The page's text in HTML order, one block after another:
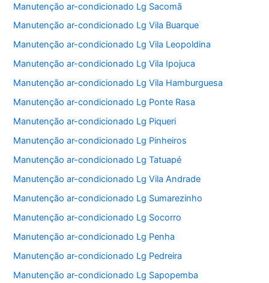
Manutenção ar-condicionado Lg Sacomã
Manutenção ar-condicionado Lg Vila Buarque
Manutenção ar-condicionado Lg Vila Leopoldina
Manutenção ar-condicionado Lg Vila Ipojuca
Manutenção ar-condicionado Lg Vila Hamburguesa
Manutenção ar-condicionado Lg Ponte Rasa
Manutenção ar-condicionado Lg Piqueri
Manutenção ar-condicionado Lg Pinheiros
Manutenção ar-condicionado Lg Tatuapé
Manutenção ar-condicionado Lg Vila Andrade
Manutenção ar-condicionado Lg Sumarezinho
Manutenção ar-condicionado Lg Socorro
Manutenção ar-condicionado Lg Penha
Manutenção ar-condicionado Lg Pedreira
Manutenção ar-condicionado Lg Sapopemba